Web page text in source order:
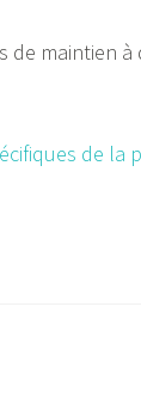
de maintien
de la